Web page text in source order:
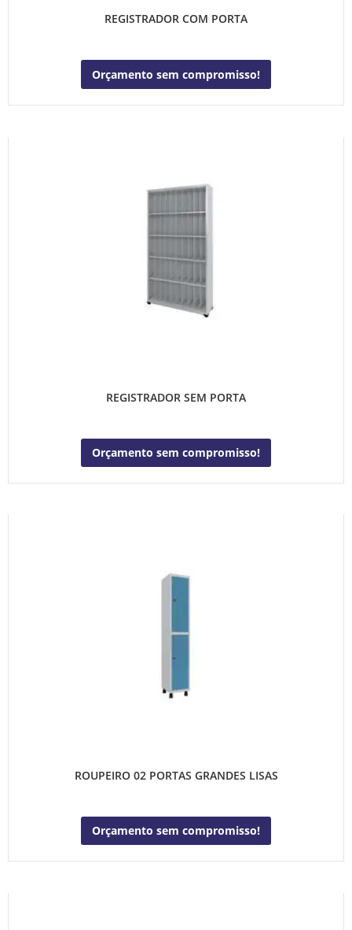
REGISTRADOR COM PORTA
Orçamento sem compromisso!
REGISTRADOR SEM PORTA
Orçamento sem compromisso!
ROUPEIRO 02 PORTAS GRANDES LISAS
Orçamento sem compromisso!